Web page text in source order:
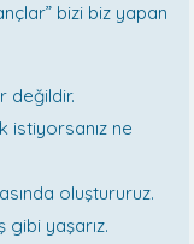
bizi biz yapan
değildir.
istiyorsanız ne
oluştururuz.
yaşarız.